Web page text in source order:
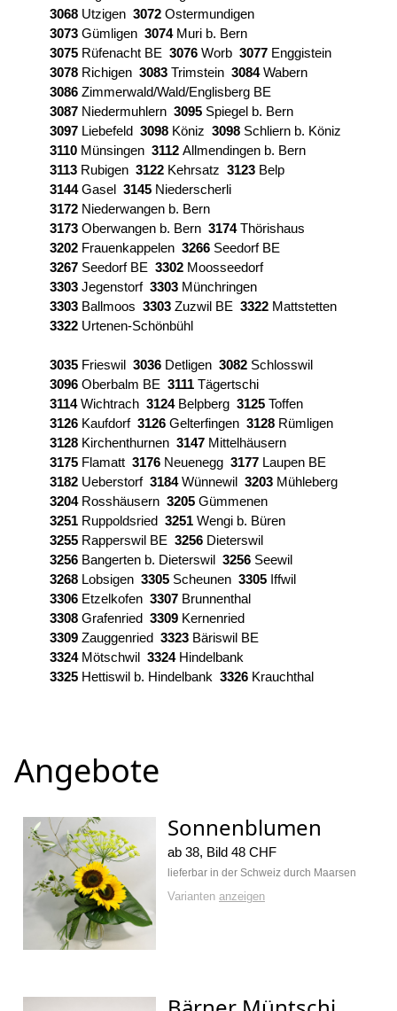
3068 Utzigen 3072 Ostermundigen
3073 Gümligen 3074Muri b. Bern
3075 Rüfenacht BE 3076 Worb 3077 Enggistein
3078 Richigen 3083 Trimstein 3084Wabern
3086 Zimmerwald/Wald/Englisberg BE
3087 Niedermuhlern 3095 Spiegel b. Bern
3097 Liebefeld 3098 Köniz 3098 Schliern b. Köniz
3110 Münsingen 3112 Allmendingen b. Bern
3113 Rubigen 3122 Kehrsatz 3123 Belp
3144Gasel 3145 Niederscherli
3172 Niederwangen b. Bern
3173 Oberwangen b. Bern 3174Thörishaus
3202 Frauenkappelen 3266 Seedorf BE
3267 Seedorf BE 3302 Moosseedorf
3303 Jegenstorf 3303 Münchringen
3303 Ballmoos 3303 Zuzwil BE 3322 Mattstetten
3322 Urtenen‑Schönbühl
3035 Frieswil 3036 Detligen 3082 Schlosswil
3096 Oberbalm BE 3111 Tägertschi
3114Wichtrach 3124Belpberg 3125 Toffen
3126 Kaufdorf 3126 Gelterfingen 3128 Rümligen
3128 Kirchenthurnen 3147 Mittelhäusern
3175 Flamatt 3176 Neuenegg 3177 Laupen BE
3182 Ueberstorf 3184Wünnewil 3203 Mühleberg
3204Rosshäusern 3205 Gümmenen
3251 Ruppoldsried 3251 Wengi b. Büren
3255 Rapperswil BE 3256 Dieterswil
3256 Bangerten b. Dieterswil 3256 Seewil
3268 Lobsigen 3305 Scheunen 3305 Iffwil
3306 Etzelkofen 3307 Brunnenthal
3308 Grafenried 3309 Kernenried
3309 Zauggenried 3323 Bäriswil BE
3324Mötschwil 3324Hindelbank
3325 Hettiswil b. Hindelbank 3326 Krauchthal
Angebote
Sonnenblumen
ab 38, Bild 48 CHF
lieferbar in der Schweiz durch Maarsen
Varianten anzeigen